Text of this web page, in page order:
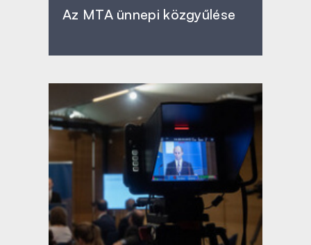
Az MTA ünnepi közgyűlése